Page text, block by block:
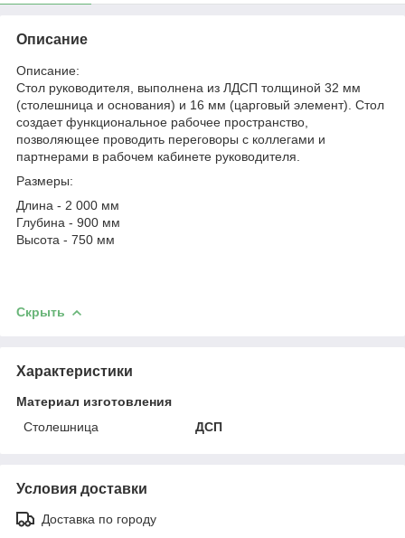
Описание
Описание:
Стол руководителя, выполнена из ЛДСП толщиной 32 мм
(столешница и основания) и 16 мм (царговый элемент). Стол
создает функциональное рабочее пространство,
позволяющее проводить переговоры с коллегами и
партнерами в рабочем кабинете руководителя.
Размеры:
Длина - 2 000 мм
Глубина - 900 мм
Высота - 750 мм
Скрыть
Характеристики
Материал изготовления
Столешница
ДСП
Условия доставки
Доставка по городу